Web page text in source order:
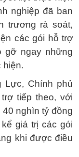
nghiệp đã ban
trương rà soát,
các gói hỗ trợ
gỡ ngay những
hiện.
Lực, Chính phủ
tiếp theo, với
nghìn tỷ đồng
giá trị các gói
khi được điều